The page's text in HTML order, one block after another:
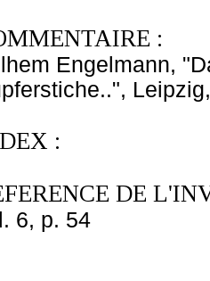
:
Engelmann,
:
DE
6, p. 54